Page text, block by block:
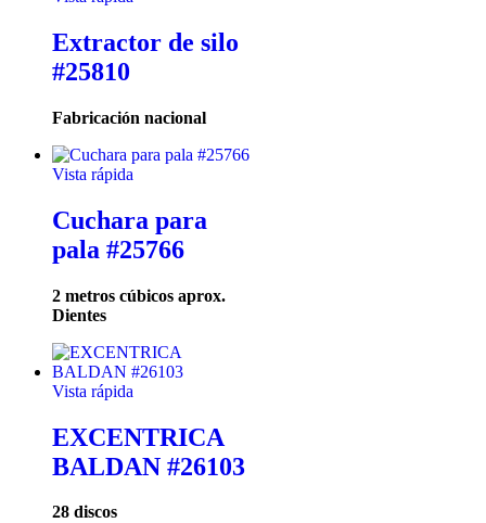
Extractor de silo
#25810
Fabricación nacional
Vista rápida
Cuchara para
pala #25766
2 metros cúbicos aprox.
Dientes
Vista rápida
EXCENTRICA
BALDAN #26103
28 discos